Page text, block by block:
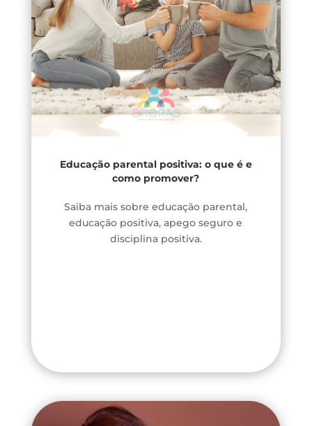
Educação parental positiva: o que é e
como promover?
Saiba mais sobre educação parental,
educação positiva, apego seguro e
disciplina positiva.